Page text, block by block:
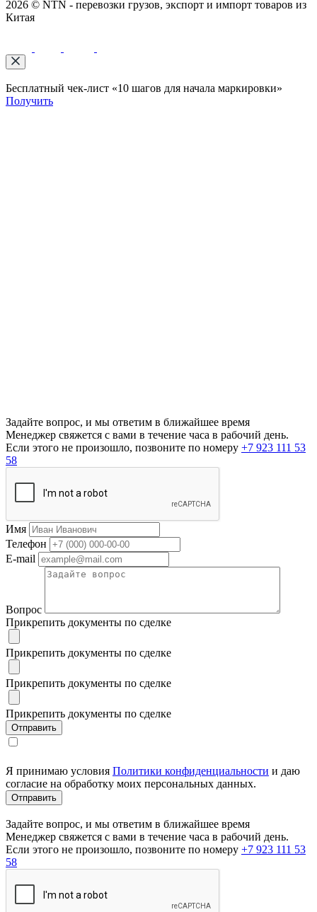
2026 © NTN - перевозки грузов, экспорт и импорт товаров из
Китая
Бесплатный чек-лист «10 шагов для начала маркировки»
Получить
Задайте вопрос, и мы ответим в ближайшее время
Менеджер свяжется с вами в течение часа в рабочий день.
Если этого не произошло, позвоните по номеру +7 923 111 53
58
Имя
Телефон
E-mail
Вопрос
Прикрепить документы по сделке
Прикрепить документы по сделке
Прикрепить документы по сделке
Прикрепить документы по сделке
Я принимаю условия Политики конфиденциальности и даю
согласие на обработку моих персональных данных.
Задайте вопрос, и мы ответим в ближайшее время
Менеджер свяжется с вами в течение часа в рабочий день.
Если этого не произошло, позвоните по номеру +7 923 111 53
58